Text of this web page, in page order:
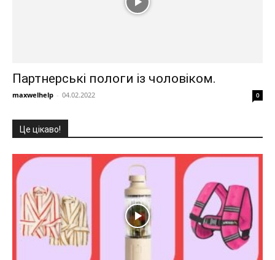
Партнерські пологи із чоловіком.
maxwelhelp - 04.02.2022 0
Це цікаво!